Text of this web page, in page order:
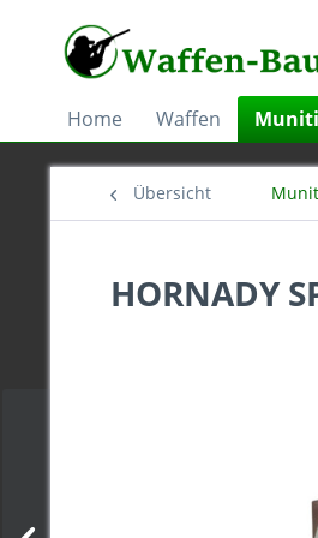
Home Waffen
Übersicht
HORNADY